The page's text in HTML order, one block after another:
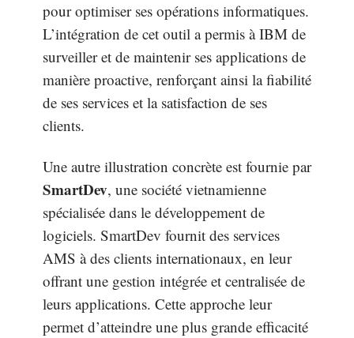
pour optimiser ses opérations informatiques.
L’intégration de cet outil a permis à IBM de
surveiller et de maintenir ses applications de
manière proactive, renforçant ainsi la fiabilité
de ses services et la satisfaction de ses
clients.
Une autre illustration concrète est fournie par
SmartDev, une société vietnamienne
spécialisée dans le développement de
logiciels. SmartDev fournit des services
AMS à des clients internationaux, en leur
offrant une gestion intégrée et centralisée de
leurs applications. Cette approche leur
permet d’atteindre une plus grande efficacité